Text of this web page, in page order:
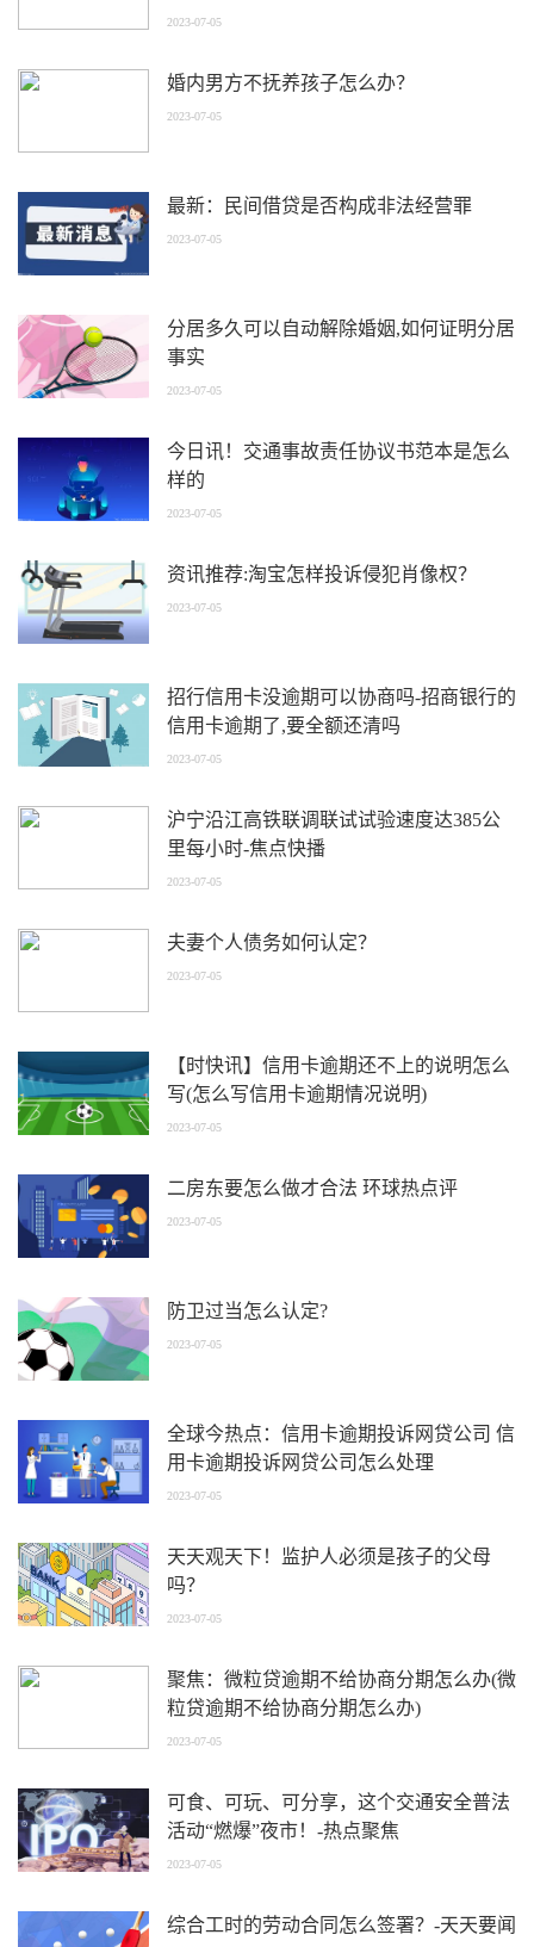
2023-07-05
婚内男方不抚养孩子怎么办？
2023-07-05
最新：民间借贷是否构成非法经营罪
2023-07-05
分居多久可以自动解除婚姻,如何证明分居
事实
2023-07-05
今日讯！交通事故责任协议书范本是怎么
样的
2023-07-05
资讯推荐:淘宝怎样投诉侵犯肖像权？
2023-07-05
招行信用卡没逾期可以协商吗-招商银行的
信用卡逾期了,要全额还清吗
2023-07-05
沪宁沿江高铁联调联试试验速度达385公
里每小时-焦点快播
2023-07-05
夫妻个人债务如何认定？
2023-07-05
【时快讯】信用卡逾期还不上的说明怎么
写(怎么写信用卡逾期情况说明)
2023-07-05
二房东要怎么做才合法 环球热点评
2023-07-05
防卫过当怎么认定?
2023-07-05
全球今热点：信用卡逾期投诉网贷公司 信
用卡逾期投诉网贷公司怎么处理
2023-07-05
天天观天下！监护人必须是孩子的父母
吗？
2023-07-05
聚焦：微粒贷逾期不给协商分期怎么办(微
粒贷逾期不给协商分期怎么办)
2023-07-05
可食、可玩、可分享，这个交通安全普法
活动“燃爆”夜市！-热点聚焦
2023-07-05
综合工时的劳动合同怎么签署？-天天要闻